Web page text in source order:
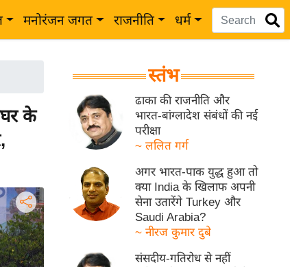
मनोरंजन जगत राजनीति धर्म
के
स्तंभ
ढाका की राजनीति और
भारत-बांग्लादेश संबंधों की नई
परीक्षा
~ ललित गर्ग
अगर भारत-पाक युद्ध हुआ तो
क्या India के खिलाफ अपनी
सेना उतारेंगे Turkey और
Saudi Arabia?
~ नीरज कुमार दुबे
संसदीय-गतिरोध से नहीं